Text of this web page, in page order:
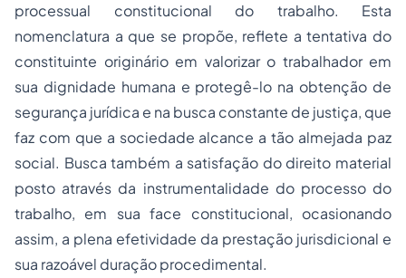
processual constitucional do trabalho. Esta
nomenclatura a que se propõe, reflete a tentativa do
constituinte originário em valorizar o trabalhador em
sua dignidade humana e protegê-lo na obtenção de
segurança jurídica e na busca constante de justiça, que
faz com que a sociedade alcance a tão almejada paz
social. Busca também a satisfação do direito material
posto através da instrumentalidade do processo do
trabalho, em sua face constitucional, ocasionando
assim, a plena efetividade da prestação jurisdicional e
sua razoável duração procedimental.